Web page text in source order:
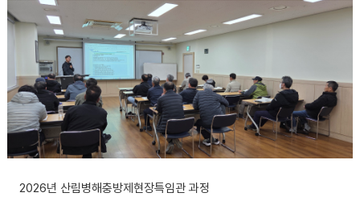
2026년 산림병해충방제현장특임관 과정